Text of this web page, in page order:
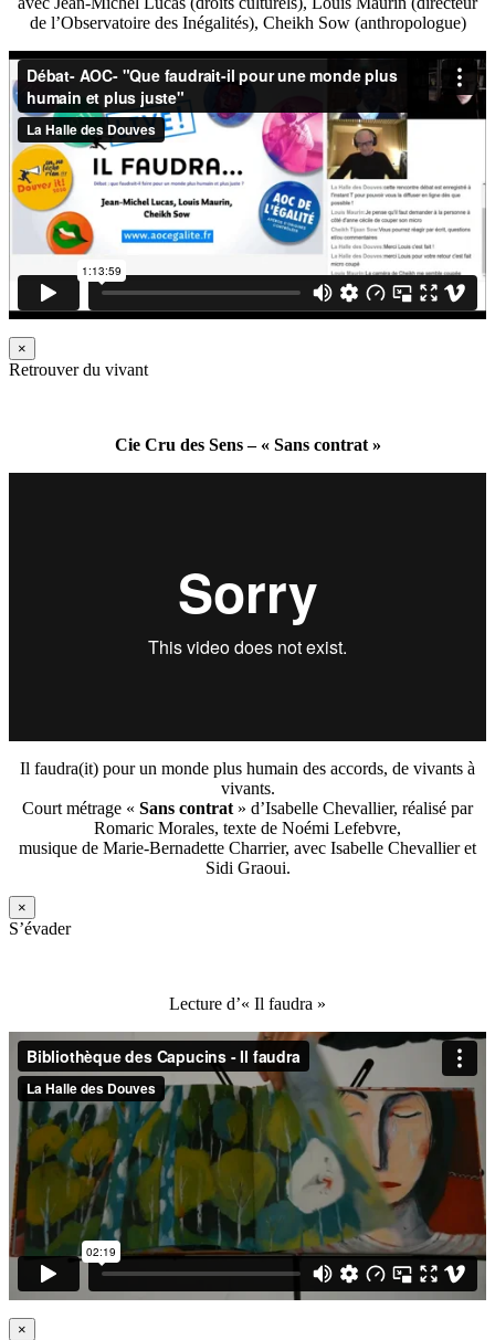
de l’Observatoire des Inégalités), Cheikh Sow (anthropologue)
×
Retrouver du vivant
Cie Cru des Sens – « Sans contrat »
Il faudra(it) pour un monde plus humain des accords, de vivants à
vivants.
Court métrage « Sans contrat » d’Isabelle Chevallier, réalisé par
Romaric Morales, texte de Noémi Lefebvre,
musique de Marie-Bernadette Charrier, avec Isabelle Chevallier et
Sidi Graoui.
×
S’évader
Lecture d’« Il faudra »
×